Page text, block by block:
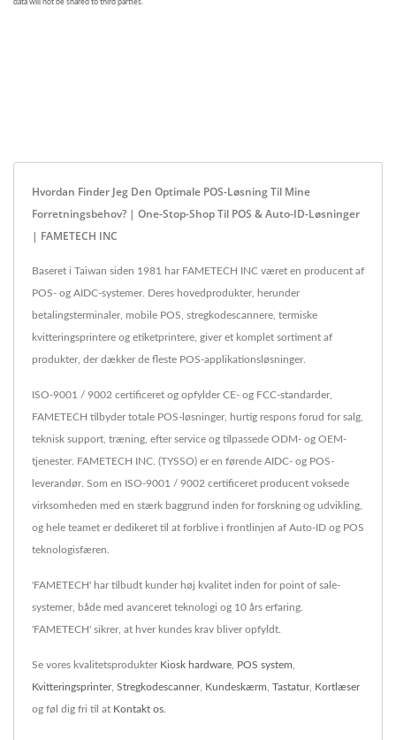
Hvordan Finder Jeg Den Optimale POS-Løsning Til Mine
Forretningsbehov? | One-Stop-Shop Til POS & Auto-ID-Løsninger
| FAMETECH INC
Baseret i Taiwan siden 1981 har FAMETECH INC været en producent af
POS- og AIDC-systemer. Deres hovedprodukter, herunder
betalingsterminaler, mobile POS, stregkodescannere, termiske
kvitteringsprintere og etiketprintere, giver et komplet sortiment af
produkter, der dækker de fleste POS-applikationsløsninger.
ISO-9001 / 9002 certificeret og opfylder CE- og FCC-standarder,
FAMETECH tilbyder totale POS-løsninger, hurtig respons forud for salg,
teknisk support, træning, efter service og tilpassede ODM- og OEM-
tjenester. FAMETECH INC. (TYSSO) er en førende AIDC- og POS-
leverandør. Som en ISO-9001 / 9002 certificeret producent voksede
virksomheden med en stærk baggrund inden for forskning og udvikling,
og hele teamet er dedikeret til at forblive i frontlinjen af Auto-ID og POS
teknologisfæren.
'FAMETECH' har tilbudt kunder høj kvalitet inden for point of sale-
systemer, både med avanceret teknologi og 10 års erfaring.
'FAMETECH' sikrer, at hver kundes krav bliver opfyldt.
Se vores kvalitetsprodukter Kiosk hardware POS system
Kvitteringsprinter, Stregkodescanner, Kundeskærm Tastatur, Kortlæser
og føl dig fri til at Kontakt os